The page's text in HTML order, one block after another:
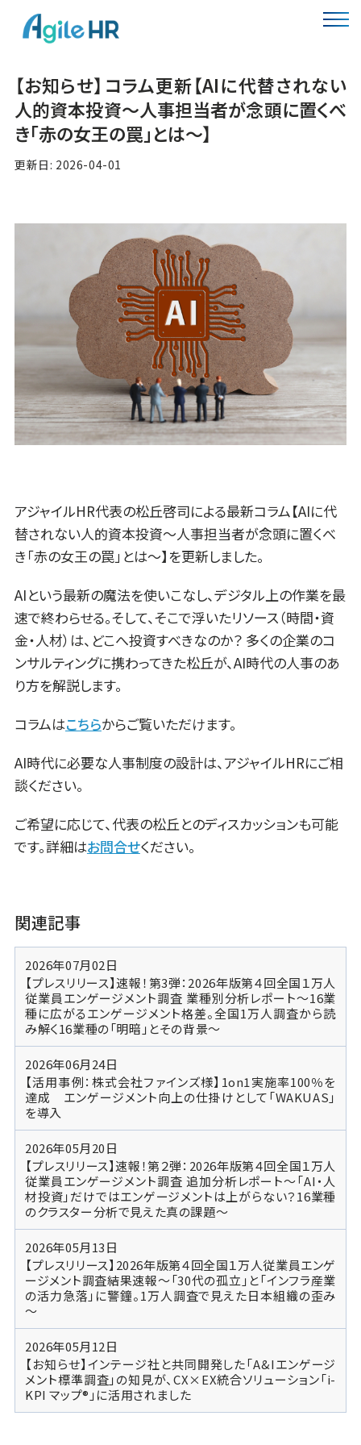
【お知らせ】コラム更新【AIに代替されない
人的資本投資～人事担当者が念頭に置くべ
き「赤の女王の罠」とは～】
更新日: 2026-04-01
アジャイルHR代表の松丘啓司による最新コラム【AIに代
替されない人的資本投資～人事担当者が念頭に置くべ
き「赤の女王の罠」とは～】を更新しました。
AIという最新の魔法を使いこなし、デジタル上の作業を最
速で終わらせる。そして、そこで浮いたリソース（時間・資
金・人材）は、どこへ投資すべきなのか？ 多くの企業のコ
ンサルティングに携わってきた松丘が、AI時代の人事のあ
り方を解説します。
コラムはこちらからご覧いただけます。
AI時代に必要な人事制度の設計は、アジャイルHRにご相
談ください。
ご希望に応じて、代表の松丘とのディスカッションも可能
です。詳細はお問合せください。
関連記事
2026年07月02日
【プレスリリース】速報！第3弾：2026年版第４回全国１万人
従業員エンゲージメント調査 業種別分析レポート～16業
種に広がるエンゲージメント格差。全国1万人調査から読
み解く16業種の「明暗」とその背景～
2026年06月24日
【活用事例：株式会社ファインズ様】1on1実施率100％を
達成 エンゲージメント向上の仕掛けとして「WAKUAS」
を導入
2026年05月20日
【プレスリリース】速報！第２弾：2026年版第４回全国１万人
従業員エンゲージメント調査 追加分析レポート～「AI・人
材投資」だけではエンゲージメントは上がらない？16業種
のクラスター分析で見えた真の課題～
2026年05月13日
【プレスリリース】2026年版第４回全国１万人従業員エンゲ
ージメント調査結果速報～「30代の孤立」と「インフラ産業
の活力急落」に警鐘。1万人調査で見えた日本組織の歪み
～
2026年05月12日
【お知らせ】インテージ社と共同開発した「A&Iエンゲージ
メント標準調査」の知見が、CX×EX統合ソリューション「i-
KPI マップ®」に活用されました